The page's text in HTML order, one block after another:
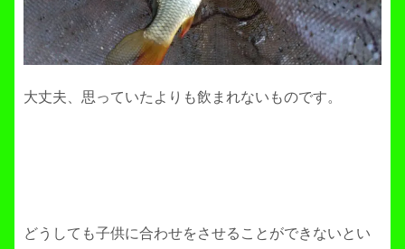
大丈夫、思っていたよりも飲まれないものです。
どうしても子供に合わせをさせることができないとい